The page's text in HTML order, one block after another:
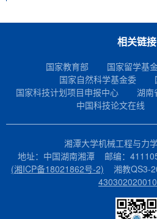
相关链接
国家教育部 国家留学基
国家自然科学基金委
国家科技计划项目申报中心
湖南
中国科技论文在线
湘潭大学机械工程与力
地址：中国湖南湘潭 邮编：
(湘ICP备18021862号-2) 湘教QS3-